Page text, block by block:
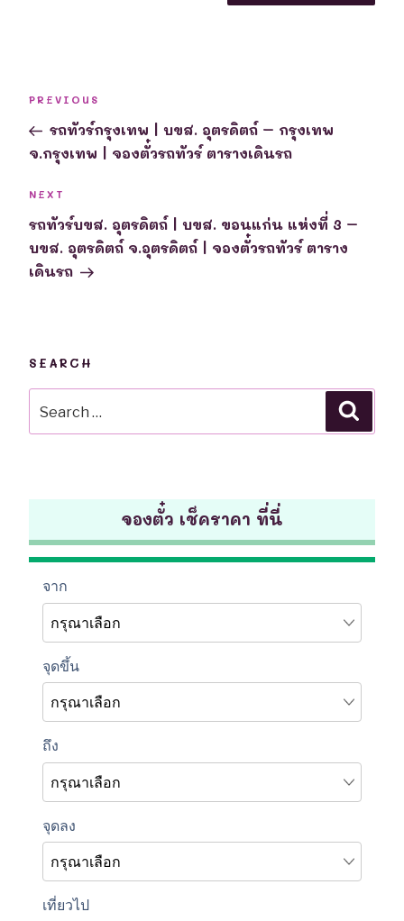
Previous
Post
PREVIOUS
รถทัวร์กรุงเทพ | บขส. อุตรดิตถ์ – กรุงเทพ
จ.กรุงเทพ | จองตั๋วรถทัวร์ ตารางเดินรถ
Next
Post
NEXT
รถทัวร์บขส. อุตรดิตถ์ | บขส. ขอนแก่น แห่งที่ 3 –
บขส. อุตรดิตถ์ จ.อุตรดิตถ์ | จองตั๋วรถทัวร์ ตาราง
เดินรถ
SEARCH
for:
จองตั๋ว เช็คราคา ที่นี่